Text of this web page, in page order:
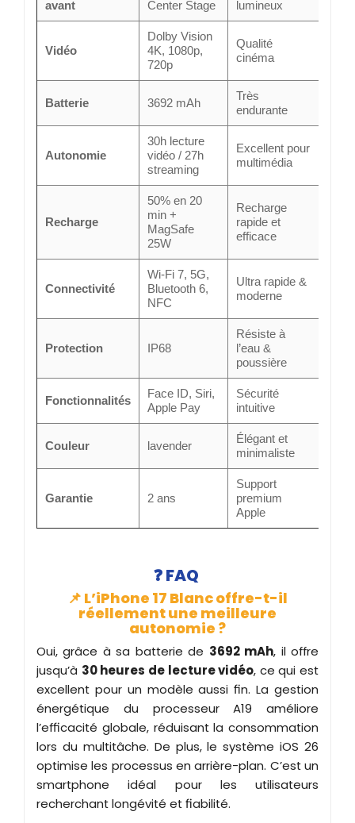
avant Center Stage lumineux
Vidéo
Dolby Vision
4K, 1080p,
720p
Qualité
cinéma
Batterie 3692 mAh
Très
endurante
Autonomie
30h lecture
vidéo / 27h
streaming
Excellent pour
multimédia
Recharge
50% en 20
min +
MagSafe
25W
Recharge
rapide et
efficace
Connectivité
Wi-Fi 7, 5G,
Bluetooth 6,
NFC
Ultra rapide &
moderne
Protection IP68
Résiste à
l’eau &
poussière
Fonctionnalités
Face ID, Siri,
Apple Pay
Sécurité
intuitive
Couleur lavender
Élégant et
minimaliste
Garantie 2 ans
Support
premium
Apple
❓FAQ
📌 L’iPhone 17 Blanc offre-t-il
réellement une meilleure
autonomie ?
Oui, grâce à sa batterie de 3692 mAh, il offre
jusqu’à 30 heures de lecture vidéo, ce qui est
excellent pour un modèle aussi fin. La gestion
énergétique du processeur A19 améliore
l’efficacité globale, réduisant la consommation
lors du multitâche. De plus, le système iOS 26
optimise les processus en arrière-plan. C’est un
smartphone idéal pour les utilisateurs
recherchant longévité et fiabilité.